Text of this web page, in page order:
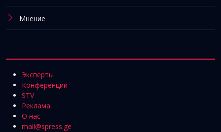
Мнение
Эксперты
Конференции
STV
Реклама
О нас
mail@spress.ge